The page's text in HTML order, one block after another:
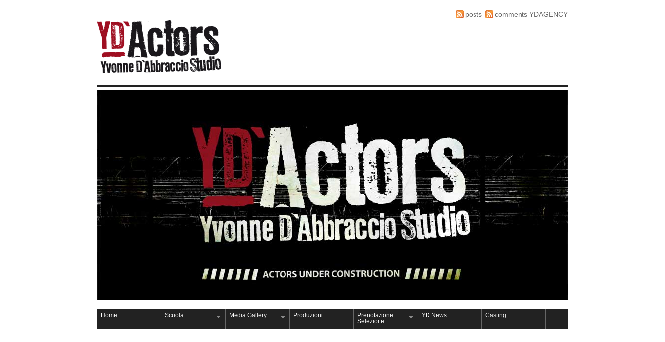
posts comments YDAGENCY
Home Scuola Media Gallery Produzioni
Prenotazione
Selezione
YD News Casting